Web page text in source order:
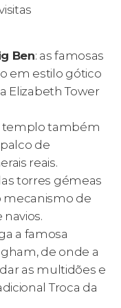
Ben: as famosas
em estilo gótico
Elizabeth Tower
templo também
de
reais.
torres gémeas
mecanismo de
a famosa
de onde a
as multidões e
Troca da